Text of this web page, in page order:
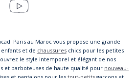
Paris au Maroc vous propose une grande
et de chaussureschics pour les petites
le style intemporel et élégant de nos
et barboteuses de haute qualité pour nouveau-